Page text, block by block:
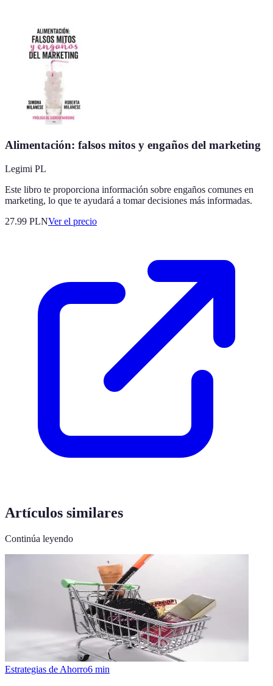
Alimentación: falsos mitos y engaños del marketing
Legimi PL
Este libro te proporciona información sobre engaños comunes en
marketing, lo que te ayudará a tomar decisiones más informadas.
27.99 PLNVer el precio
Artículos similares
Continúa leyendo
Estrategias de Ahorro6 min